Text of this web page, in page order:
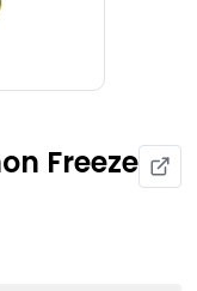
Freeze